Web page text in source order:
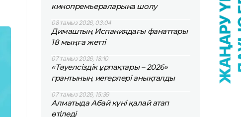
кинопремьераларына шолу
08 тамыз 2026, 03:04
Димаштың Испаниядағы фанаттары
18 мыңға жетті
07 тамыз 2026, 18:10
«Тәуелсіздік ұрпақтары – 2026»
грантының иегерлері анықталды
07 тамыз 2026, 15:39
Алматыда Абай күні қалай атап
өтіледі